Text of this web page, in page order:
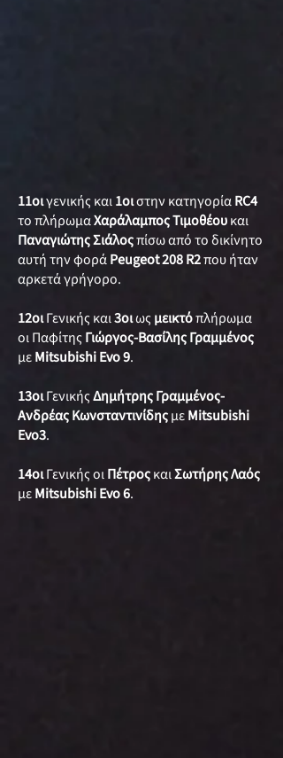
11οιγενικής και1οιστην κατηγορίαRC4
το πλήρωμαΧαράλαμπος Τιμοθέουκαι
Παναγιώτης Σιάλοςπίσω από το δικίνητο
αυτή την φοράPeugeot 208 R2που ήταν
αρκετά γρήγορο.
12οιΓενικής και3οιως μεικτόπλήρωμα
οι ΠαφίτηςΓιώργος-Βασίλης Γραμμένος
μεMitsubishi Evo 9.
13οιΓενικήςΔημήτρης Γραμμένος-
Ανδρέας ΚωνσταντινίδηςμεMitsubishi
Evo3.
14οιΓενικής οιΠέτροςκαιΣωτήρης Λαός
μεMitsubishi Evo 6.